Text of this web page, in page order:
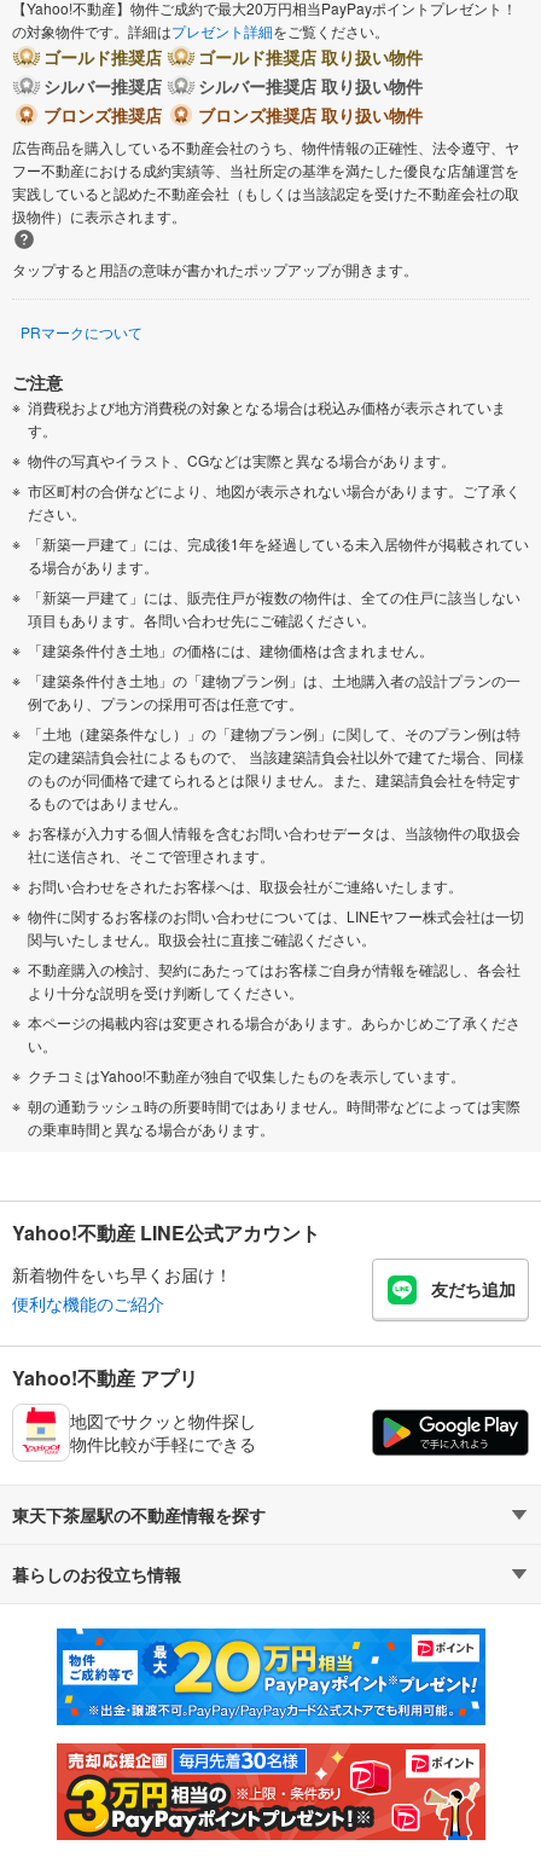
【Yahoo!不動産】物件ご成約で最大20万円相当PayPayポイントプレゼント！
の対象物件です。詳細はプレゼント詳細をご覧ください。
ゴールド推奨店
ゴールド推奨店 取り扱い物件
シルバー推奨店
シルバー推奨店 取り扱い物件
ブロンズ推奨店
ブロンズ推奨店 取り扱い物件
広告商品を購入している不動産会社のうち、物件情報の正確性、法令遵守、ヤ
フー不動産における成約実績等、当社所定の基準を満たした優良な店舗運営を
実践していると認めた不動産会社（もしくは当該認定を受けた不動産会社の取
扱物件）に表示されます。
タップすると用語の意味が書かれたポップアップが開きます。
PRマークについて
ご注意
消費税および地方消費税の対象となる場合は税込み価格が表示されていま
す。
物件の写真やイラスト、CGなどは実際と異なる場合があります。
市区町村の合併などにより、地図が表示されない場合があります。ご了承く
ださい。
「新築一戸建て」には、完成後1年を経過している未入居物件が掲載されてい
る場合があります。
「新築一戸建て」には、販売住戸が複数の物件は、全ての住戸に該当しない
項目もあります。各問い合わせ先にご確認ください。
「建築条件付き土地」の価格には、建物価格は含まれません。
「建築条件付き土地」の「建物プラン例」は、土地購入者の設計プランの一
例であり、プランの採用可否は任意です。
「土地（建築条件なし）」の「建物プラン例」に関して、そのプラン例は特
定の建築請負会社によるもので、 当該建築請負会社以外で建てた場合、同様
のものが同価格で建てられるとは限りません。また、建築請負会社を特定す
るものではありません。
お客様が入力する個人情報を含むお問い合わせデータは、当該物件の取扱会
社に送信され、そこで管理されます。
お問い合わせをされたお客様へは、取扱会社がご連絡いたします。
物件に関するお客様のお問い合わせについては、LINEヤフー株式会社は一切
関与いたしません。取扱会社に直接ご確認ください。
不動産購入の検討、契約にあたってはお客様ご自身が情報を確認し、各会社
より十分な説明を受け判断してください。
本ページの掲載内容は変更される場合があります。あらかじめご了承くださ
い。
クチコミはYahoo!不動産が独自で収集したものを表示しています。
朝の通勤ラッシュ時の所要時間ではありません。時間帯などによっては実際
の乗車時間と異なる場合があります。
Yahoo!不動産 LINE公式アカウント
新着物件をいち早くお届け！
便利な機能のご紹介
友だち追加
Yahoo!不動産 アプリ
地図でサクッと物件探し
物件比較が手軽にできる
東天下茶屋駅の不動産情報を探す
不動産・住宅
新築マンション 中古マンション
新築一戸建て 中古一戸建て
注文住宅 土地
売却査定
暮らしのお役立ち情報
マンションカタログ 教えて！住まいの先生